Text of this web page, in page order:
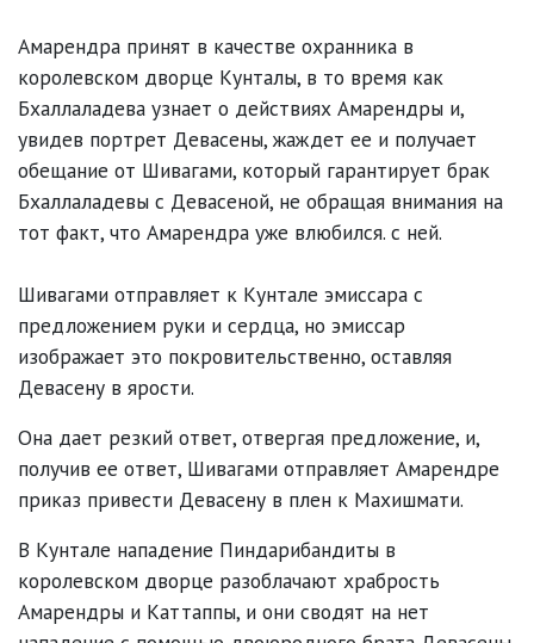
Амарендра принят в качестве охранника в
королевском дворце Кунталы, в то время как
Бхаллаладева узнает о действиях Амарендры и,
увидев портрет Девасены, жаждет ее и получает
обещание от Шивагами, который гарантирует брак
Бхаллаладевы с Девасеной, не обращая внимания на
тот факт, что Амарендра уже влюбился. с ней.
Шивагами отправляет к Кунтале эмиссара с
предложением руки и сердца, но эмиссар
изображает это покровительственно, оставляя
Девасену в ярости.
Она дает резкий ответ, отвергая предложение, и,
получив ее ответ, Шивагами отправляет Амарендре
приказ привести Девасену в плен к Махишмати.
В Кунтале нападение Пиндарибандиты в
королевском дворце разоблачают храбрость
Амарендры и Каттаппы, и они сводят на нет